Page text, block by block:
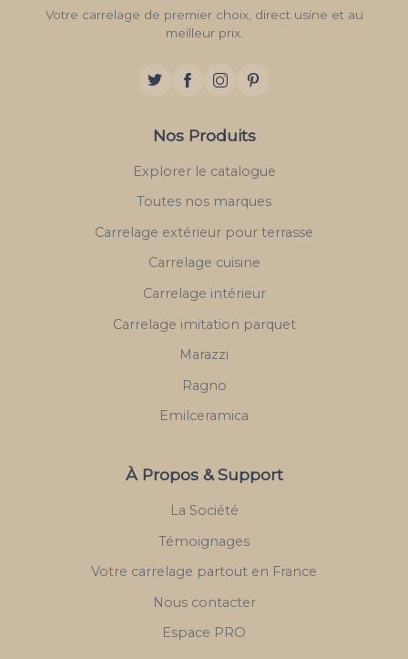
Votre carrelage de premier choix, direct usine et au
meilleur prix.
Nos Produits
Explorer le catalogue
Toutes nos marques
Carrelage extérieur pour terrasse
Carrelage cuisine
Carrelage intérieur
Carrelage imitation parquet
Marazzi
Ragno
Emilceramica
À Propos & Support
La Société
Témoignages
Votre carrelage partout en France
Nous contacter
Espace PRO